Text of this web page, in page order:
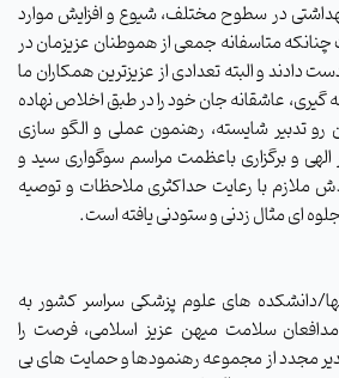
در سطوح مختلف، شیوع و افزایش موارد
چنانکه متاسفانه جمعی از هموطنان عزیزمان در
دست دادند و البته تعدادی از عزیزترین همکاران ما
گیری، عاشقانه جان خود را در طبق اخلاص نهاده
رو تدبیر شایسته، رهنمون عملی و الگو سازی
و برگزاری باعظمت مراسم سوگواری سید و
ملازم با رعایت حداکثری ملاحظات و توصیه
ای مثال زدنی و ستودنی یافته است.
دانشکده های علوم پزشکی سراسر کشور به
مدافعان سلامت میهن عزیز اسلامی، فرصت را
مجدد از مجموعه رهنمودها و حمایت های بی